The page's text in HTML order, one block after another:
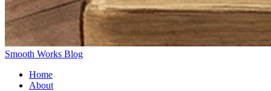
Smooth Works Blog
Home
About